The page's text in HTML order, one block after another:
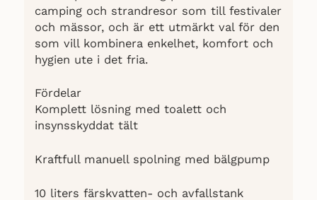
camping och strandresor som till festivaler
och mässor, och är ett utmärkt val för den
som vill kombinera enkelhet, komfort och
hygien ute i det fria.
Fördelar
Komplett lösning med toalett och
insynsskyddat tält
Kraftfull manuell spolning med bälgpump
10 liters färskvatten- och avfallstank